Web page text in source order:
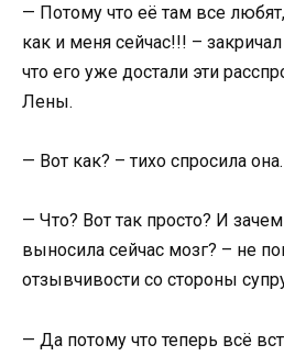
— Потому что её там все
как и меня сейчас!!! –
что его уже достали эти
Лены.
— Вот как? – тихо спросила
— Что? Вот так просто? И
выносила сейчас мозг? – не
отзывчивости со стороны
— Да потому что теперь всё